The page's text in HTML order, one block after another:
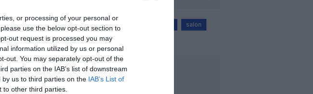
or processing of your personal or
use the below opt-out section to
out request is processed you may
information utilized by us or personal
out. You may separately opt-out of the
parties on the IAB’s list of downstream
us to third parties on the IAB’s List of
other third parties.
Email Print
aeroport air france salon
skyteam
LIRE AUSSI